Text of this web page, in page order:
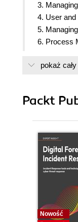
3.
4. User
5.
6. Process
8.
pokaż
Packt
Nowość